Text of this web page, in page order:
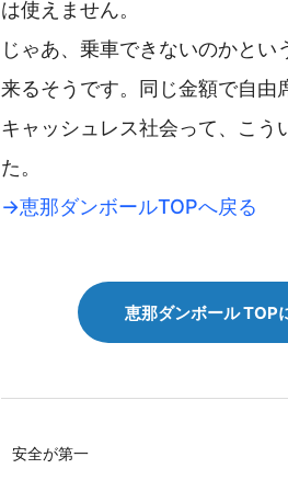
は使えません。
じゃあ、乗車できないのかと
来るそうです。同じ金額で自由
キャッシュレス社会って、こう
た。
→恵那ダンボールTOPへ戻る
恵那ダンボール TOP
安全が第一